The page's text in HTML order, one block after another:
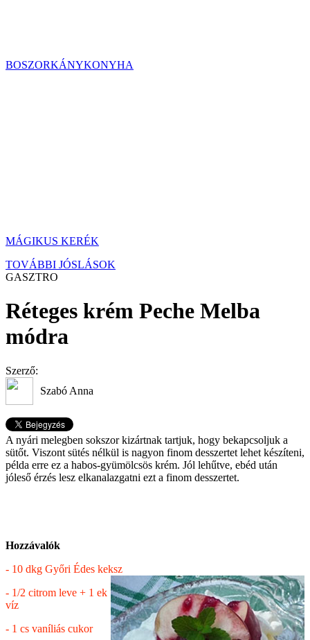
BOSZORKÁNYKONYHA
MÁGIKUS KERÉK
TOVÁBBI JÓSLÁSOK
GASZTRO
Réteges krém Peche Melba
módra
Szerző:
Szabó Anna
A nyári melegben sokszor kizártnak tartjuk, hogy bekapcsoljuk a
sütőt. Viszont sütés nélkül is nagyon finom desszertet lehet készíteni,
példa erre ez a habos-gyümölcsös krém. Jól lehűtve, ebéd után
jóleső érzés lesz elkanalazgatni ezt a finom desszertet.
Hozzávalók
- 10 dkg Győri Édes keksz
- 1/2 citrom leve + 1 ek
víz
- 1 cs vaníliás cukor